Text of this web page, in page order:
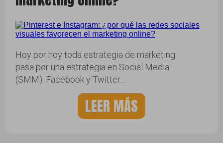
Hoy por hoy toda estrategia de marketing
pasa por una estrategia en Social Media
(SMM). Facebook y Twitter…
LEER MÁS